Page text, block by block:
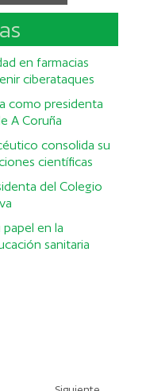
en farmacias
ciberataques
como presidenta
A Coruña
consolida su
científicas
del Colegio
en la
sanitaria